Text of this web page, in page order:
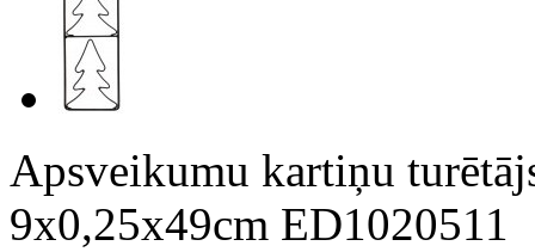
Apsveikumu kartiņu
9x0,25x49cm ED1020511